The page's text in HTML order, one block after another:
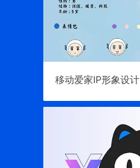
移动爱家IP形象设计